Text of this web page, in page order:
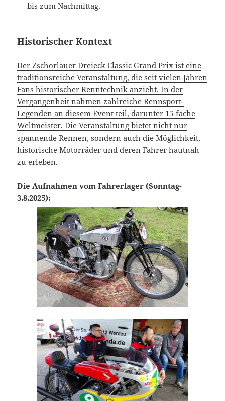
bis zum Nachmittag.
Historischer Kontext
Der Zschorlauer Dreieck Classic Grand Prix ist eine
traditionsreiche Veranstaltung, die seit vielen Jahren
Fans historischer Renntechnik anzieht. In der
Vergangenheit nahmen zahlreiche Rennsport-
Legenden an diesem Event teil, darunter 15-fache
Weltmeister. Die Veranstaltung bietet nicht nur
spannende Rennen, sondern auch die Möglichkeit,
historische Motorräder und deren Fahrer hautnah
zu erleben.
Die Aufnahmen vom Fahrerlager (Sonntag-
3.8.2025):